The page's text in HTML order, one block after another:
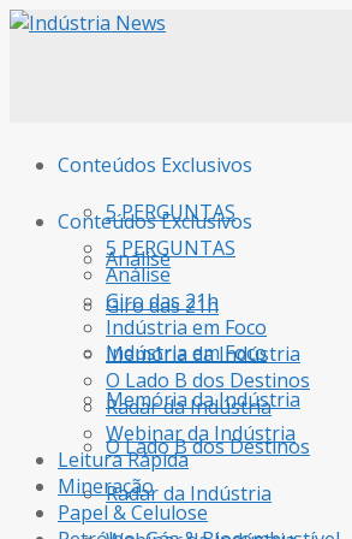
Conteúdos Exclusivos
5 PERGUNTAS
Análise
Giro das 21h
Indústria em Foco
Memória da Indústria
O Lado B dos Destinos
Radar da Indústria
Conteúdos Exclusivos
5 PERGUNTAS
Análise
Giro das 21h
Indústria em Foco
Memória da Indústria
O Lado B dos Destinos
Radar da Indústria
Webinar da Indústria
Leitura Rápida
Mineração
Papel & Celulose